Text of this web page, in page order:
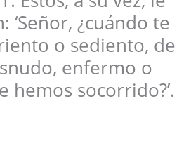
‘Señor, ¿cuándo te
o sediento, de
enfermo o
hemos socorrido?’.